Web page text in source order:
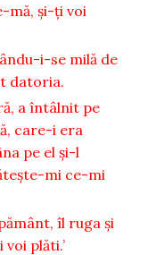
mă, şi-ţi voi
i-se milă de
datoria.
a întâlnit pe
care-i era
pe el şi-l
mi ce-mi
îl ruga şi
plăti.’